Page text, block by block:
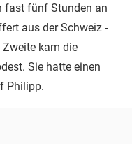
fast fünf Stunden an
aus der Schweiz -
Zweite kam die
Sie hatte einen
Philipp.